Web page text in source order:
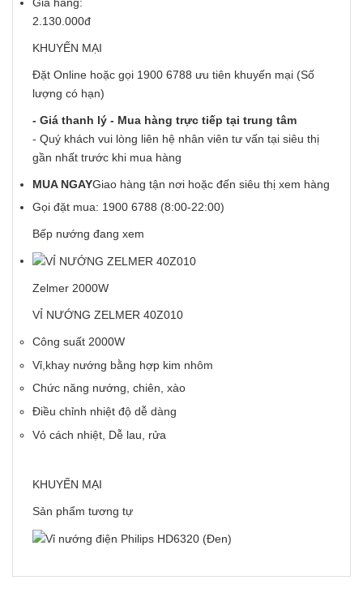
2.130.000đ
KHUYẾN MẠI
Đặt Online hoặc gọi 1900 6788 ưu tiên khuyến mại (Số
lượng có hạn)
- Giá thanh lý - Mua hàng trực tiếp tại trung tâm
- Quý khách vui lòng liên hệ nhân viên tư vấn tại siêu thị
gần nhất trước khi mua hàng
MUA NGAYGiao hàng tận nơi hoặc đến siêu thị xem hàng
Gọi đặt mua: 1900 6788 (8:00-22:00)
Bếp nướng đang xem
Zelmer 2000W
VỈ NƯỚNG ZELMER 40Z010
Công suất 2000W
Vỉ,khay nướng bằng hợp kim nhôm
Chức năng nướng, chiên, xào
Điều chỉnh nhiệt độ dễ dàng
Vỏ cách nhiệt, Dễ lau, rửa
KHUYẾN MẠI
Sản phẩm tương tự